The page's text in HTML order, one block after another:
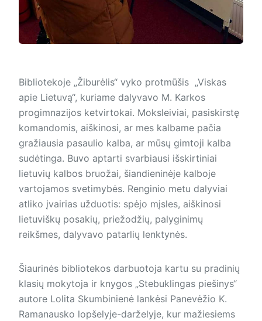
Bibliotekoje „Žiburėlis“ vyko protmūšis „Viskas
apie Lietuvą“, kuriame dalyvavo M. Karkos
progimnazijos ketvirtokai. Moksleiviai, pasiskirstę
komandomis, aiškinosi, ar mes kalbame pačia
gražiausia pasaulio kalba, ar mūsų gimtoji kalba
sudėtinga. Buvo aptarti svarbiausi išskirtiniai
lietuvių kalbos bruožai, šiandieninėje kalboje
vartojamos svetimybės. Renginio metu dalyviai
atliko įvairias užduotis: spėjo mįsles, aiškinosi
lietuviškų posakių, priežodžių, palyginimų
reikšmes, dalyvavo patarlių lenktynės.
Šiaurinės bibliotekos darbuotoja kartu su pradinių
klasių mokytoja ir knygos „Stebuklingas piešinys“
autore Lolita Skumbinienė lankėsi Panevėžio K.
Ramanausko lopšelyje-darželyje, kur mažiesiems